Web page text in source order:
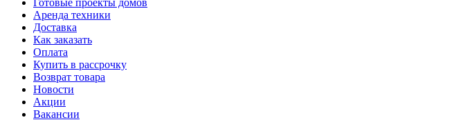
Готовые проекты домов
Аренда техники
Доставка
Как заказать
Оплата
Купить в рассрочку
Возврат товара
Новости
Акции
Вакансии